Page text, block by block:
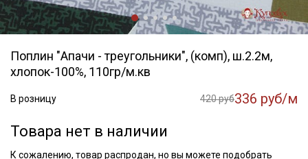
Поплин "Апачи - треугольники", (комп), ш.2.2м,
хлопок-100%, 110гр/м.кв
В розницу 420 руб336 руб/м
Товара нет в наличии
К сожалению, товар распродан, но вы можете подобрать